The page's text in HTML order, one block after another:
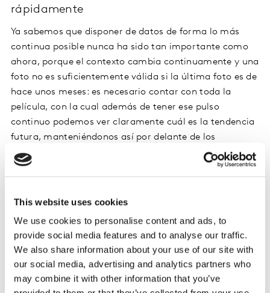
This website uses cookies
We use cookies to personalise content and ads, to
provide social media features and to analyse our traffic.
We also share information about your use of our site with
our social media, advertising and analytics partners who
may combine it with other information that you’ve
rápidamente
Ya sabemos que disponer de datos de forma lo más
continua posible nunca ha sido tan importante como
ahora, porque el contexto cambia continuamente y una
foto no es suficientemente válida si la última foto es de
hace unos meses: es necesario contar con toda la
película, con la cual además de tener ese pulso
continuo podemos ver claramente cuál es la tendencia
futura, manteniéndonos así por delante de los
competidores.
programas de tracking, muestra las tendencias, y lo
a la vez, revelando las primeras señales del mercado
tanto para la categoría como para la marca y los
competidores. Trend AI es el sistema de alerta
temprana que hace todo el complejo trabajo que hasta
ahora hacían decenas de analistas trabajando muchos